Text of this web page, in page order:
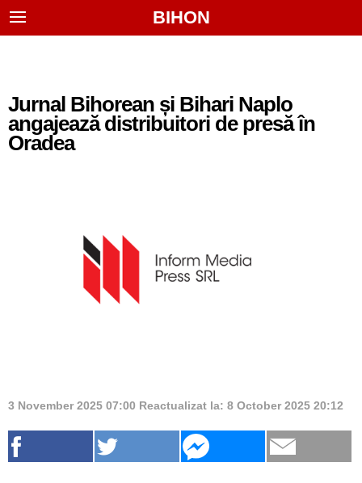
BIHON
Jurnal Bihorean și Bihari Naplo
angajează distribuitori de presă în
Oradea
3 November 2025 07:00 Reactualizat la: 8 October 2025 20:12